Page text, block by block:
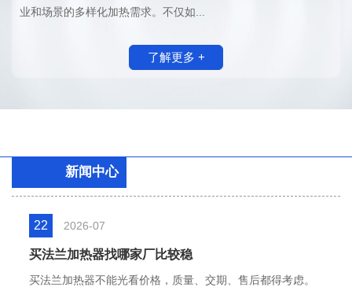
业和场景的多样化加热需求。不仅如...
了解更多 +
新闻中心
22 2026-07
买法兰加热器找哪家厂比较稳
买法兰加热器不能光看价格，质量、交期、售后都得考虑。